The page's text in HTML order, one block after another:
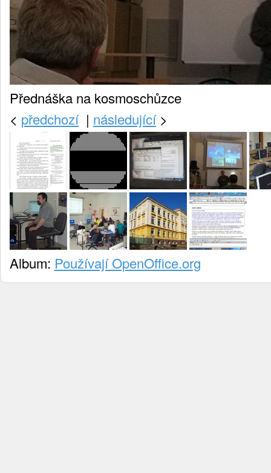
Přednáška na kosmoschůzce
< předchozí| následující>
Album: Používají OpenOffice.org